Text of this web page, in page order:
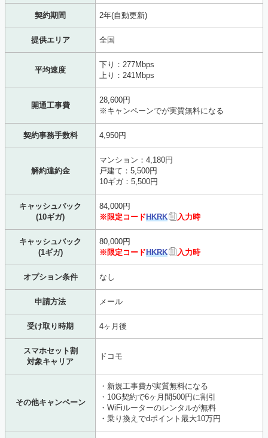
契約期間 2年(自動更新)
提供エリア 全国
平均速度
下り：277Mbps
上り：241Mbps
開通工事費
28,600円
※キャンペーンでが実質無料になる
契約事務手数料 4,950円
解約違約金
マンション：4,180円
戸建て：5,500円
10ギガ：5,500円
キャッシュバック
(10ギガ)
84,000円
※限定コードHKRK 入力時
キャッシュバック
(1ギガ)
80,000円
※限定コードHKRK 入力時
オプション条件 なし
申請方法 メール
受け取り時期 4ヶ月後
スマホセット割
対象キャリア
ドコモ
その他キャンペーン
・新規工事費が実質無料になる
・10G契約で6ヶ月間500円に割引
・WiFiルーターのレンタルが無料
・乗り換えでdポイント最大10万円